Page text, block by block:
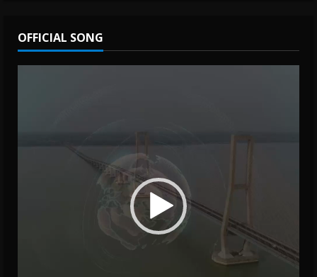
OFFICIAL SONG